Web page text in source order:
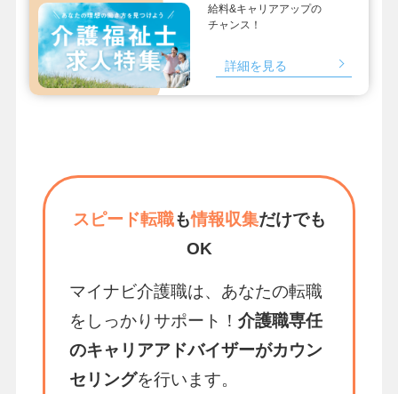
給料&キャリアアップの
チャンス！
詳細を見る
スピード転職も情報収集だけでも
OK
マイナビ介護職は、あなたの転職
をしっかりサポート！ 介護職専任
のキャリアアドバイザーがカウン
セリングを行います。